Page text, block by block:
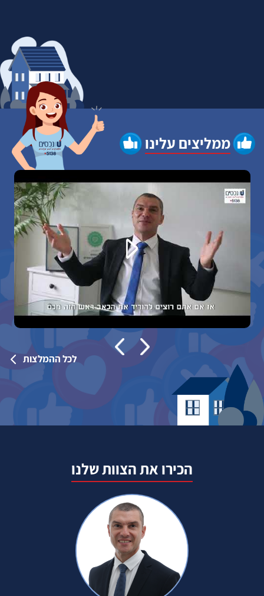
ממליצים עלינו
לכל ההמלצות
הכירו את הצוות שלנו